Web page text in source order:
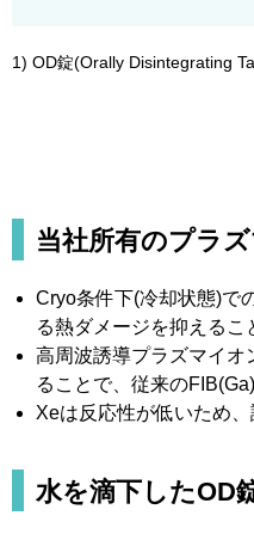
1) OD錠(Orally Disintegrating
当社所有のプラ
Cryo条件下(冷却状態)で
る熱ダメージを抑えるこ
高周波誘導プラズマイオ
ることで、従来の
Xeは反応性が低いため
水を滴下したOD